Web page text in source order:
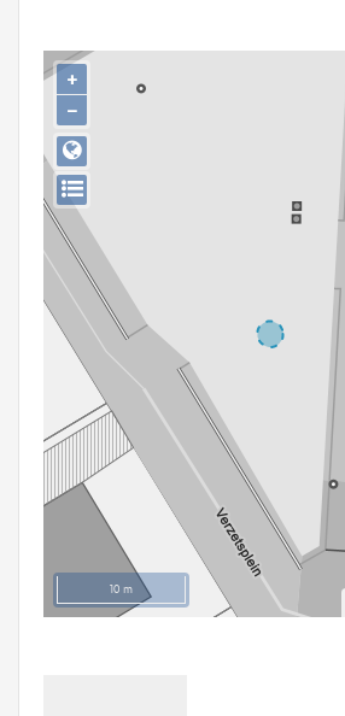
Hergebruik
Aanmelden
10 m
+
−